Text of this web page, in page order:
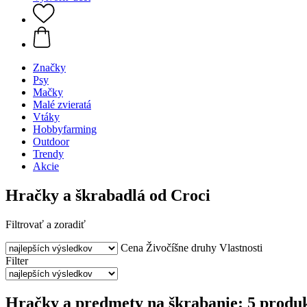
Značky
Psy
Mačky
Malé zvieratá
Vtáky
Hobbyfarming
Outdoor
Trendy
Akcie
Hračky a škrabadlá od Croci
Filtrovať a zoradiť
Cena Živočíšne druhy Vlastnosti
Filter
Hračky a predmety na škrabanie: 5